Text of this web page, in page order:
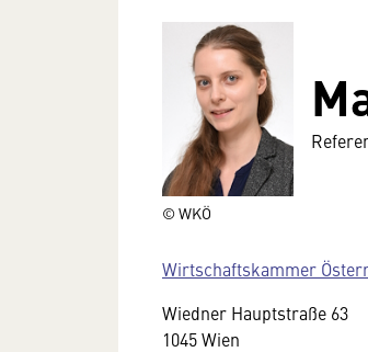
© WKÖ
Wirtschaftskammer
Wiedner Hauptstraße 63
1045 Wien